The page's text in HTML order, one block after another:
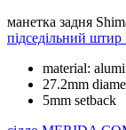
манетка задня
підседільний штир
material:
27.2mm
5mm setback